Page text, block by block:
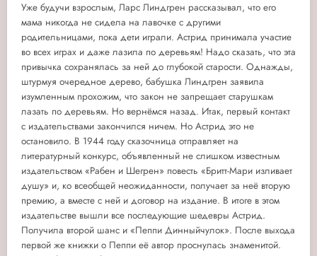
Уже будучи взрослым, Ларс Линдгрен рассказывал, что его
мама никогда не сидела на лавочке с другими
родительницами, пока дети играли. Астрид принимала участие
во всех играх и даже лазила по деревьям! Надо сказать, что эта
привычка сохранялась за ней до глубокой старости. Однажды,
штурмуя очередное дерево, бабушка Линдгрен заявила
изумленным прохожим, что закон не запрещает старушкам
лазать по деревьям. Но вернёмся назад. Итак, первый контакт
с издательствами закончился ничем. Но Астрид это не
остановило. В 1944 году сказочница отправляет на
литературный конкурс, объявленный не слишком известным
издательством «Рабен и Шегрен» повесть «Бритт-Мари изливает
душу» и, ко всеобщей неожиданности, получает за неё вторую
премию, а вместе с ней и договор на издание. В итоге в этом
издательстве вышли все последующие шедевры Астрид.
Получила второй шанс и «Пеппи Динныйчулок». После выхода
первой же книжки о Пеппи её автор проснулась знаменитой.